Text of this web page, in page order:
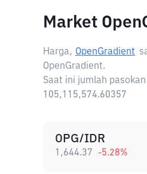
Market
Harga, OpenGradient
OpenGradient.
Saat ini jumlah
105,115,574.60357
OPG/IDR
1,644.37 -5.28%